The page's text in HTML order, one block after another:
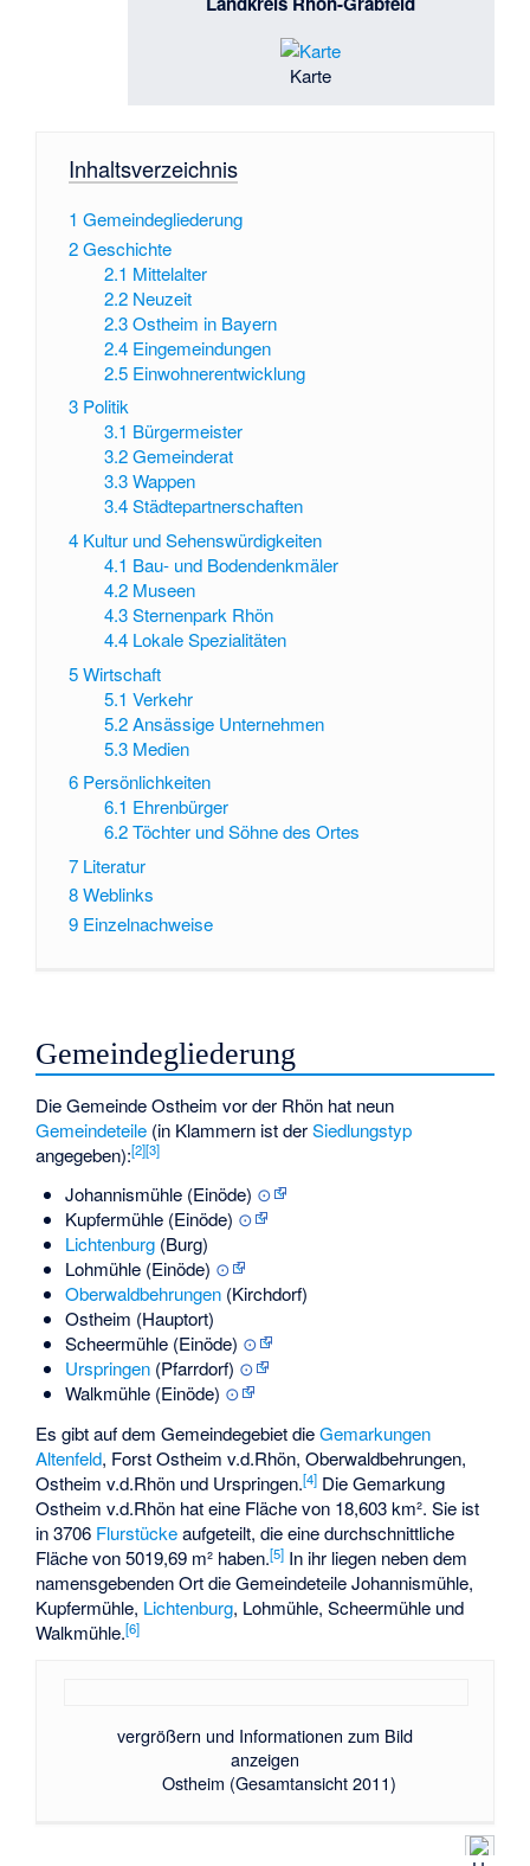
Karte
Inhaltsverzeichnis
1 Gemeindegliederung
2Geschichte
2.1 Mittelalter
2.2 Neuzeit
2.3 Ostheim in Bayern
2.4 Eingemeindungen
2.5 Einwohnerentwicklung
3 Politik
3.1 Bürgermeister
3.2 Gemeinderat
3.3 Wappen
3.4 Städtepartnerschaften
4 Kultur und Sehenswürdigkeiten
4.1 Bau- und Bodendenkmäler
4.2 Museen
4.3 Sternenpark Rhön
4.4 Lokale Spezialitäten
5Wirtschaft
5.1 Verkehr
5.2 Ansässige Unternehmen
5.3 Medien
6 Persönlichkeiten
6.1 Ehrenbürger
6.2 Töchter und Söhne des Ortes
7 Literatur
8Weblinks
9 Einzelnachweise
Gemeindegliederung
Die Gemeinde Ostheim vor der Rhön hat neun
Gemeindeteile (in Klammern ist derSiedlungstyp
angegeben):[2][3]
Johannismühle(Einöde) ⊙
Kupfermühle(Einöde) ⊙
Lichtenburg(Burg)
Lohmühle(Einöde) ⊙
Oberwaldbehrungen(Kirchdorf)
Ostheim (Hauptort)
Scheermühle(Einöde) ⊙
Urspringen(Pfarrdorf) ⊙
Walkmühle(Einöde) ⊙
Es gibt auf dem Gemeindegebiet dieGemarkungen
Altenfeld, Forst Ostheim v.d.Rhön, Oberwaldbehrungen,
Ostheim v.d.Rhön und Urspringen.[4] Die Gemarkung
Ostheim v.d.Rhön hat eine Fläche von 18,603 km². Sie ist
in 3706 Flurstückeaufgeteilt, die eine durchschnittliche
Fläche von 5019,69 m² haben.[5] In ihr liegen neben dem
namensgebenden Ort die GemeindeteileJohannismühle,
Kupfermühle, Lichtenburg, Lohmühle,Scheermühle und
Walkmühle.[6]
vergrößern und Informationen zum Bild
anzeigen
Ostheim (Gesamtansicht 2011)